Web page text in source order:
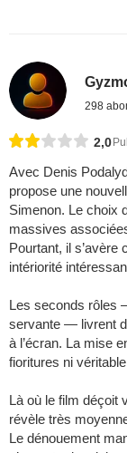
298
2,0
Avec Denis
propose une
Simenon. Le choix
massives
Pourtant, il s’avère
intériorité
Les seconds rôles
servante — livrent
à l’écran. La mise
fioritures ni
Là où le film déçoit
révèle très
Le dénouement